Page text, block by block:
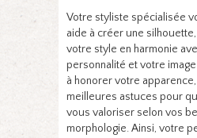
Votre styliste spécialisée
aide à créer une
votre style en harmonie
personnalité et votre
à honorer votre
meilleures astuces pour
vous valoriser selon vos
morphologie. Ainsi, votre